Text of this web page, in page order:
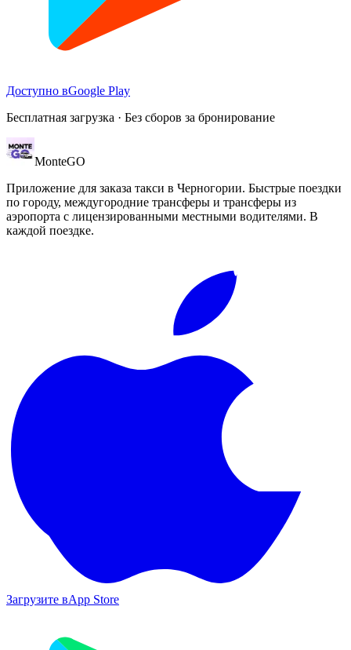
Доступно вGoogle Play
Бесплатная загрузка · Без сборов за бронирование
MonteGO
Приложение для заказа такси в Черногории. Быстрые поездки
по городу, междугородние трансферы и трансферы из
аэропорта с лицензированными местными водителями. В
каждой поездке.
Загрузите вApp Store